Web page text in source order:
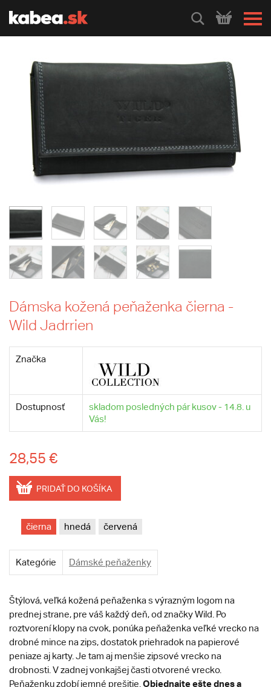
HLEDEJ
Dámska kožená peňaženka čierna -
Wild Jadrrien
Značka
Dostupnosť
skladom posledných pár kusov - 14.8. u
Vás!
28,55 €
PRIDAŤ DO KOŠÍKA
čierna hnedá červená
Kategórie Dámské peňaženky
Štýlová, veľká kožená peňaženka s výrazným logom na
prednej strane, pre váš každý deň, od značky Wild. Po
roztvorení klopy na cvok, ponúka peňaženka veľké vrecko na
drobné mince na zips, dostatok priehradok na papierové
peniaze aj karty. Je tam aj menšie zipsové vrecko na
drobnosti. V zadnej vonkajšej časti otvorené vrecko.
Peňaženku zdobí jemné prešitie. Objednajte ešte dnes a